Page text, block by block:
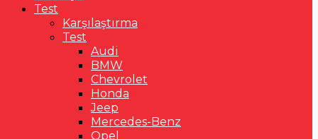
Test
Karşılaştırma
Test
Audi
BMW
Chevrolet
Honda
Jeep
Mercedes-Benz
Opel